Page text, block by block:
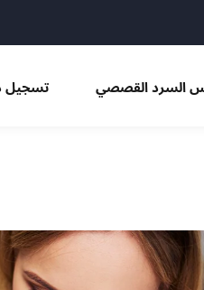
تسجيل السرد القصصي
Sign in